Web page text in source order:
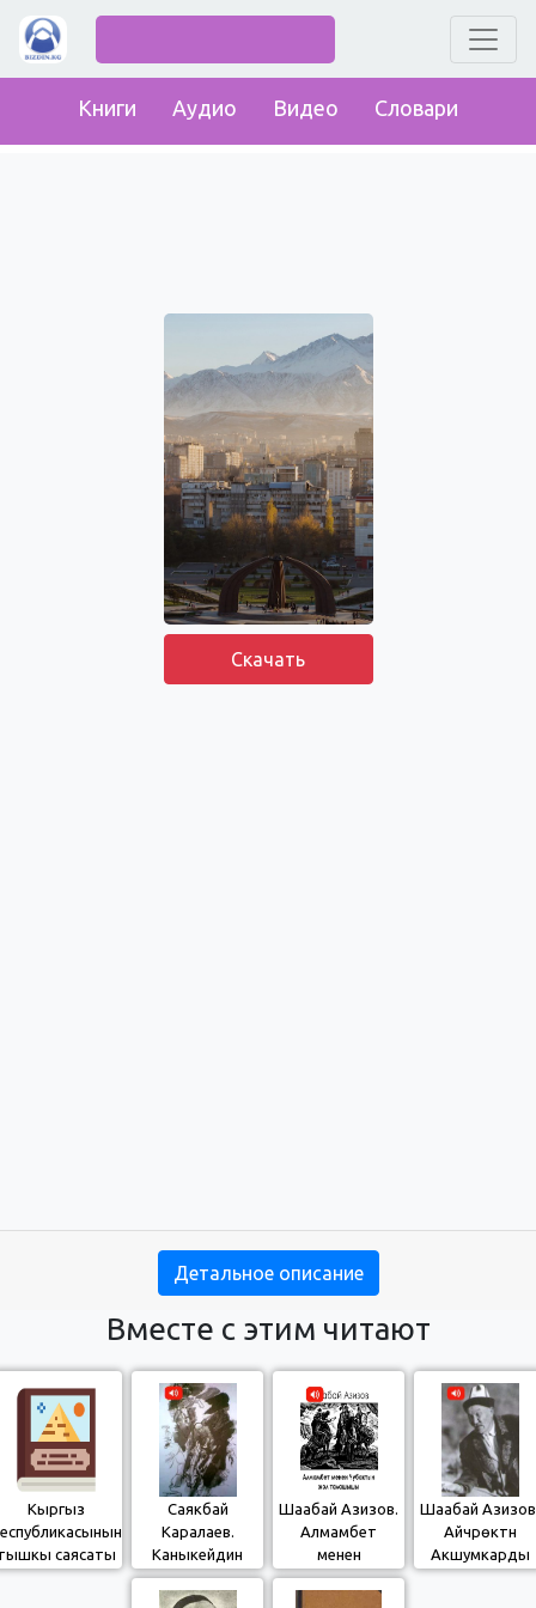
Книги Аудио Видео Словари
Скачать
Детальное описание
Вместе с этим читают
Кыргыз
саясаты
жана эл аралык
Саякбай
Каралаев.
Каныкейдин
Тайторуну
чапканы
Шаабай Азизов.
Алмамбет
менен
Чубактын жол
талашканы
Шаабай
Айчүрөктүн
Акшумкарды
ала качышы